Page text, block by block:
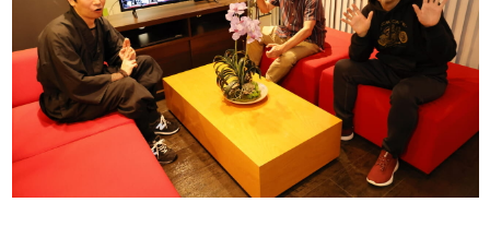
日本モバイルゲーム産業史
日本のモバイルゲーム史における主要なトピック・タイト
ルを網羅するほか、開発者へのインタビューや識者による
解説を掲載。約20年の歴史が一望できる決定版！
若ゲのいたり〜ゲームクリエイターの青春〜
『うつヌケ』『ペンと箸』等で知られるマンガ家・田中圭
一先生によるゲーム業界レポートマンガです。
なんでゲームは面白い？